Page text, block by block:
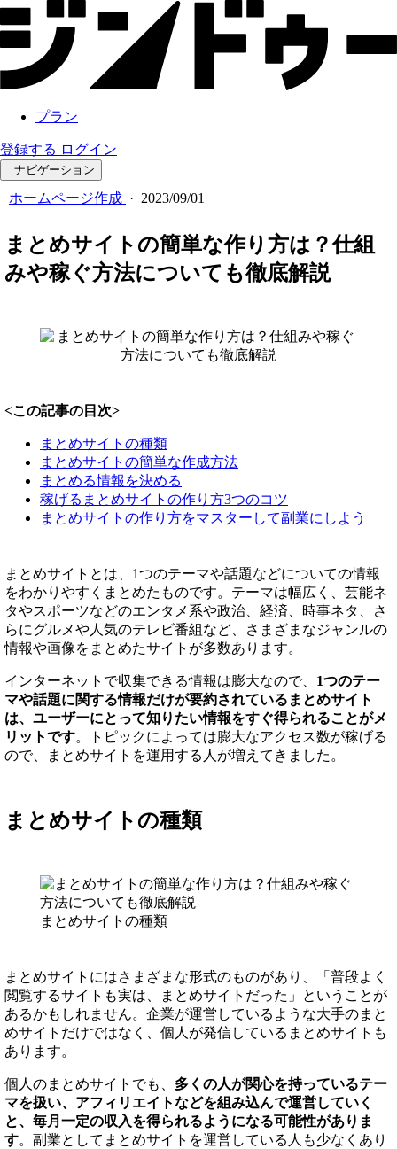
プラン
登録する ログイン
ナビゲーション
ホームページ作成 · 2023/09/01
まとめサイトの簡単な作り方は？仕組
みや稼ぐ方法についても徹底解説
<この記事の目次>
まとめサイトの種類
まとめサイトの簡単な作成方法
まとめる情報を決める
稼げるまとめサイトの作り方3つのコツ
まとめサイトの作り方をマスターして副業にしよう
まとめサイトとは、1つのテーマや話題などについての情報
をわかりやすくまとめたものです。テーマは幅広く、芸能ネ
タやスポーツなどのエンタメ系や政治、経済、時事ネタ、さ
らにグルメや人気のテレビ番組など、さまざまなジャンルの
情報や画像をまとめたサイトが多数あります。
インターネットで収集できる情報は膨大なので、 1つのテー
マや話題に関する情報だけが要約されているまとめサイト
は、ユーザーにとって知りたい情報をすぐ得られることがメ
リットです。トピックによっては膨大なアクセス数が稼げる
ので、まとめサイトを運用する人が増えてきました。
まとめサイトの種類
まとめサイトの種類
まとめサイトにはさまざまな形式のものがあり、「普段よく
閲覧するサイトも実は、まとめサイトだった」ということが
あるかもしれません。企業が運営しているような大手のまと
めサイトだけではなく、個人が発信しているまとめサイトも
あります。
個人のまとめサイトでも、 多くの人が関心を持っているテー
マを扱い、アフィリエイトなどを組み込んで運営していく
と、毎月一定の収入を得られるようになる可能性がありま
す。副業としてまとめサイトを運営している人も少なくあり